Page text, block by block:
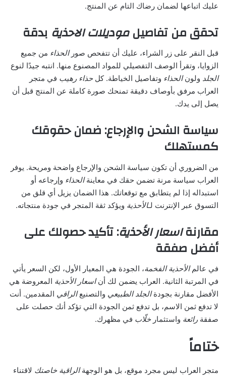
عليك اتباعها لضمان رضاك التام عن المنتج.
تحقق من تفاصيلموديلات الاحذية بدقة
قبل النقر على زر الشراء، عليك أن تتفحص صورالحذاء من جميع
الزوايا، وتقرأ الوصف التفصيلي للمواد المصنوع منها. انتبه جيدًا لنوع
الجلد ولونالحذاء وتفاصيل الخياطة. كلحذاء رهيب في متجر
العراب مرفق بأوصاف دقيقة تمنحك صورة كاملة عن المنتج قبل أن
يصل إلى يدك.
سياسة الشحن والإرجاع: ضمان حقوقك
كمستهلك
من الضروري أن تكون سياسة الشحن والإرجاع واضحة ومريحة. يوفر
العراب سياسة مرنة تضمن حقك في معاينةالحذاء وإرجاعه أو
استبداله إذا لم يتطابق مع توقعاتك. هذا الضمان يزيل أي قلق من
التسوق عبر الإنترنت لـالأحذية ويؤكد ثقة المتجر في جودة منتجاته.
مقارنةاسعار الأحذية: تأكيد حصولك على
أفضل صفقة
في عالمالأحذية الفخمة، الجودة هي المعيار الأول، لكن السعر يأتي
في المرتبة الثانية. العراب يضمن لك أناسعار الأحذية المعروضة هي
الأفضل مقارنة بجودةالجلد الطبيعي والتصنيعالراقي المقدمين. أنت
لا تدفع ثمن الاسم، بل تدفع ثمن الجودة التي تؤكد أنك حصلت على
صفقة رائعة واستثمارخلّاب في مظهرك.
ختاماً
متجر العراب ليس مجرد موقع، بل هو الوجهةالراقية خاصتك لاقتناء